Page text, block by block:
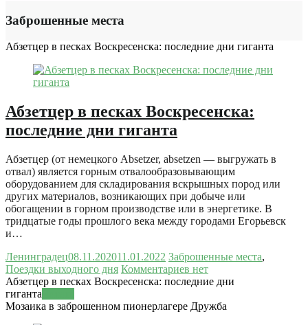
Заброшенные места
Абзетцер в песках Воскресенска: последние дни гиганта
Абзетцер в песках Воскресенска:
последние дни гиганта
Абзетцер (от немецкого Absetzer, absetzen — выгружать в
отвал) является горным отвалообразовывающим
оборудованием для складирования вскрышных пород или
других материалов, возникающих при добыче или
обогащении в горном производстве или в энергетике. В
тридцатые годы прошлого века между городами Егорьевск
и…
Ленинградец08.11.202011.01.2022 Заброшенные места,
Поездки выходного дня Комментариев нет
Абзетцер в песках Воскресенска: последние дни
гиганта
Мозаика в заброшенном пионерлагере Дружба